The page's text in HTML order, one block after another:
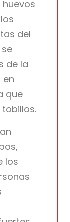
del
de la
en
que
tobillos.
los